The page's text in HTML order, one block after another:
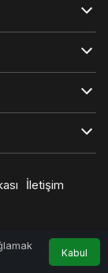
Kabul
İletişim
Hesabım